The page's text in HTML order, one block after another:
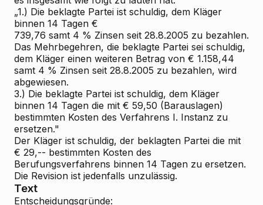
„1.) Die beklagte Partei ist schuldig, dem Kläger
binnen 14 Tagen €
739,76 samt 4 % Zinsen seit 28.8.2005 zu bezahlen.
Das Mehrbegehren, die beklagte Partei sei schuldig,
dem Kläger einen weiteren Betrag von € 1.158,44
samt 4 % Zinsen seit 28.8.2005 zu bezahlen, wird
abgewiesen.
3.) Die beklagte Partei ist schuldig, dem Kläger
binnen 14 Tagen die mit € 59,50 (Barauslagen)
bestimmten Kosten des Verfahrens I. Instanz zu
ersetzen."
Der Kläger ist schuldig, der beklagten Partei die mit
€ 29,-- bestimmten Kosten des
Berufungsverfahrens binnen 14 Tagen zu ersetzen.
Die Revision ist jedenfalls unzulässig.
Text
Entscheidungsgründe: